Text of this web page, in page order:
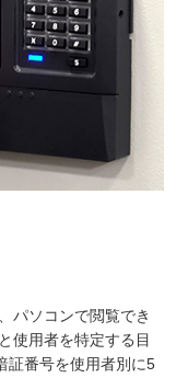
パソコンで閲覧でき
使用者を特定する目
証番号を使用者別に5